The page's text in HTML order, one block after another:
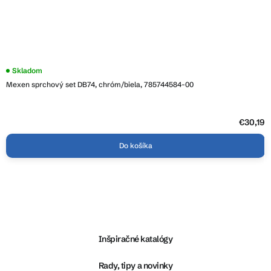
Mexen sprchový set DB74, chróm/biela, 785744584-00
Skladom
€30,19
Do košíka
Inšpiračné katalógy
Rady, tipy a novinky